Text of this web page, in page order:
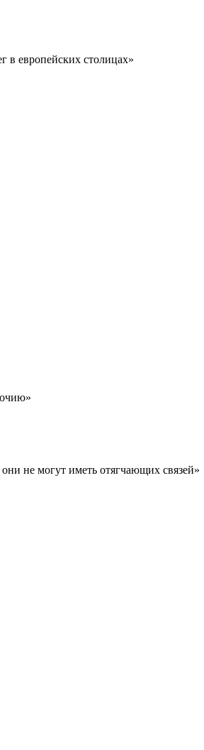
в европейских столицах»
не могут иметь отягчающих связей»